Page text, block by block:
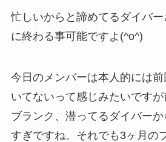
忙しいからと諦めてるダイバ
に終わる事可能ですよ(^o^)
今日のメンバーは本人的には
いてないって感じみたいです
ブランク、潜ってるダイバー
すぎですね。それでも3ヶ月の